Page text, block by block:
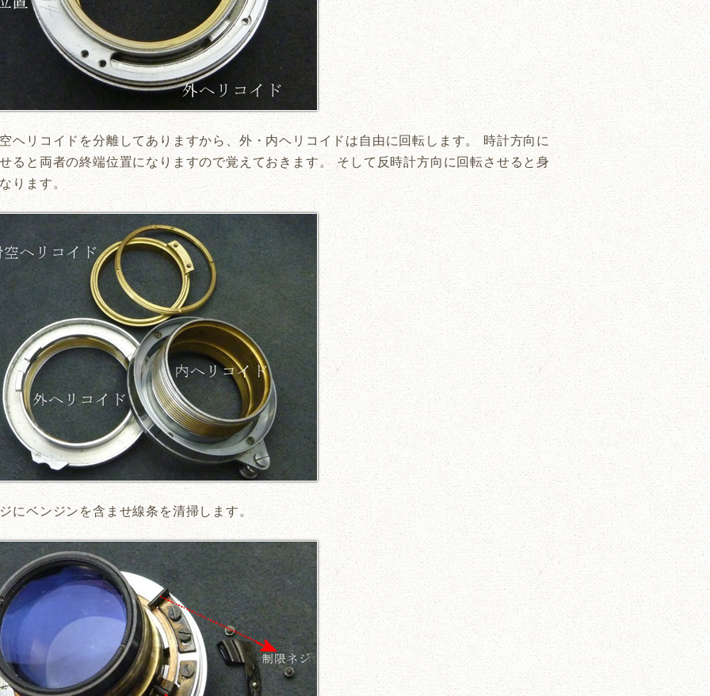
ヘリコイドを分離してありますから、外・内ヘリコイドは自由に回転します。 時計方向に
ると両者の終端位置になりますので覚えておきます。 そして反時計方向に回転させると身
ります。
にベンジンを含ませ線条を清掃します。